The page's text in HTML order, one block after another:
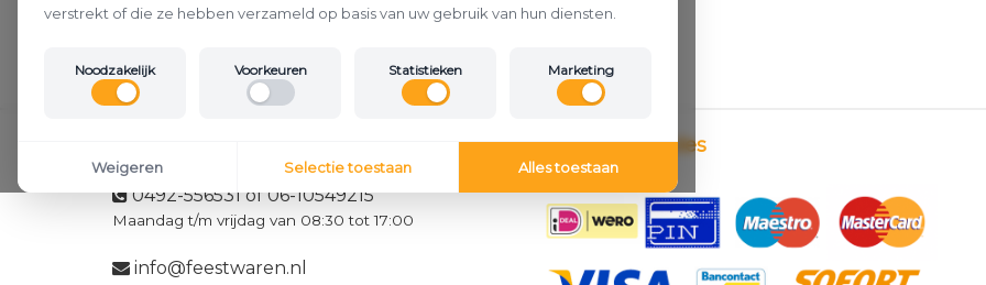
0492-556531 of 06-10549215
Maandag t/m vrijdag van 08:30 tot 17:00
info@feestwaren.nl
Betaalmethodes
verstrekt of die ze hebben verzameld op basis van uw gebruik van hun diensten.
Noodzakelijk Voorkeuren Statistieken Marketing
Weigeren Selectie toestaan Alles toestaan